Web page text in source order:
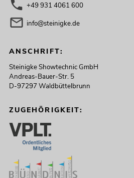
+49 931 4061 600
info@steinigke.de
ANSCHRIFT:
Steinigke Showtechnic GmbH
Andreas-Bauer-Str. 5
D-97297 Waldbüttelbrunn
ZUGEHÖRIGKEIT: